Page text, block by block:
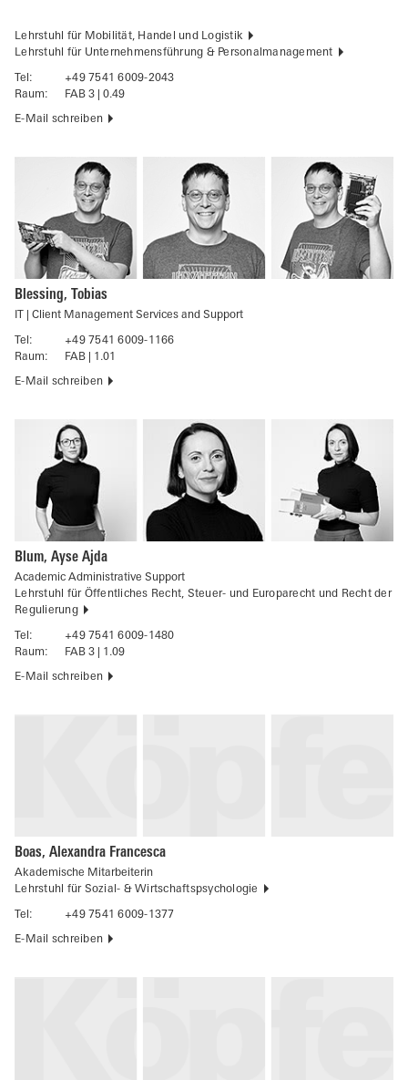
Lehrstuhl für Mobilität, Handel und Logistik
Lehrstuhl für Unternehmensführung & Personalmanagement
Tel:
+49 7541 6009-2043
Raum:
FAB 3 | 0.49
E-Mail schreiben
Blessing, Tobias
IT | Client Management Services and Support
Tel:
+49 7541 6009-1166
Raum:
FAB | 1.01
E-Mail schreiben
Blum, Ayse Ajda
Academic Administrative Support
Lehrstuhl für Öffentliches Recht, Steuer- und Europarecht und Recht der
Regulierung
Tel:
+49 7541 6009-1480
Raum:
FAB 3 | 1.09
E-Mail schreiben
Boas, Alexandra Francesca
Akademische Mitarbeiterin
Lehrstuhl für Sozial- & Wirtschaftspsychologie
Tel: +49 7541 6009-1377
E-Mail schreiben